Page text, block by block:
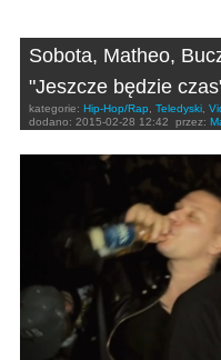
Sobota, Matheo,
"Jeszcze będzie
kategorie: Hip-Hop/Rap, Teledyski,
dodano: 2015-02-28 12:42 przez: